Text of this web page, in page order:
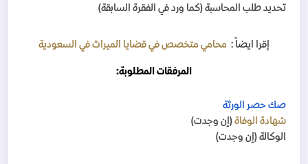
تحديد طلب المحاسبة (كما ورد في الفقرة السابقة)
إقرا ايضاً : محامي متخصص في قضايا الميراث في السعودية
المرفقات المطلوبة:
صك حصر الورثة
شهادة الوفاة (إن وجدت)
الوكالة (إن وجدت)